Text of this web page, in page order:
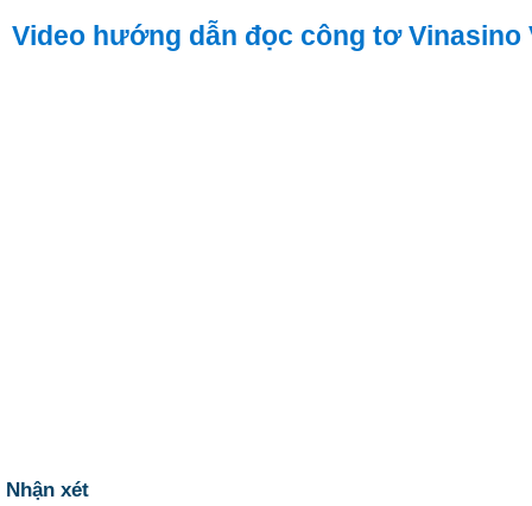
Video hướng dẫn đọc công tơ Vinasino
Nhận xét